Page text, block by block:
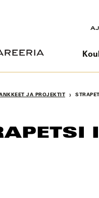
JA PROJEKTIT ›